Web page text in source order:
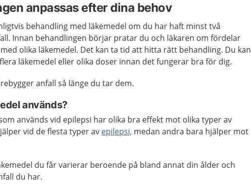
anpassas efter dina behov
behandling med läkemedel om du har haft minst två
Innan behandlingen börjar pratar du och läkaren om fördelar
olika läkemedel. Det kan ta tid att hitta rätt behandling. Du kan
läkemedel eller olika doser innan det fungerar bra för dig.
anfall så länge du tar dem.
används?
används vid epilepsi har olika bra effekt mot olika typer av
vid de flesta typer av epilepsi, medan andra bara hjälper mot
du får varierar beroende på bland annat din ålder och
du har.